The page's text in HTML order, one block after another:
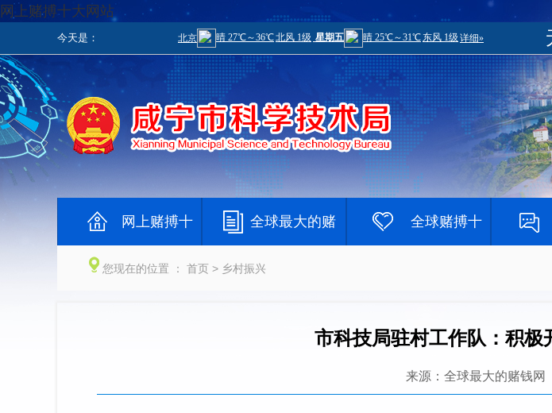
网上赌搏十大网站
今天是：
网上赌搏十
大网站
全球最大的赌
钱网
全球赌搏十
您现在的位置 ： 首页 > 乡村振兴
市科技局驻村工作队：积极
来源：全球最大的赌钱网